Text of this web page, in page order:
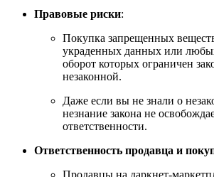
Правовые риски:
Покупка запрещенных
украденных данных или
оборот которых ограничен
незаконной.
Даже если вы не знали о
незнание закона не
ответственности.
Ответственность продавца и